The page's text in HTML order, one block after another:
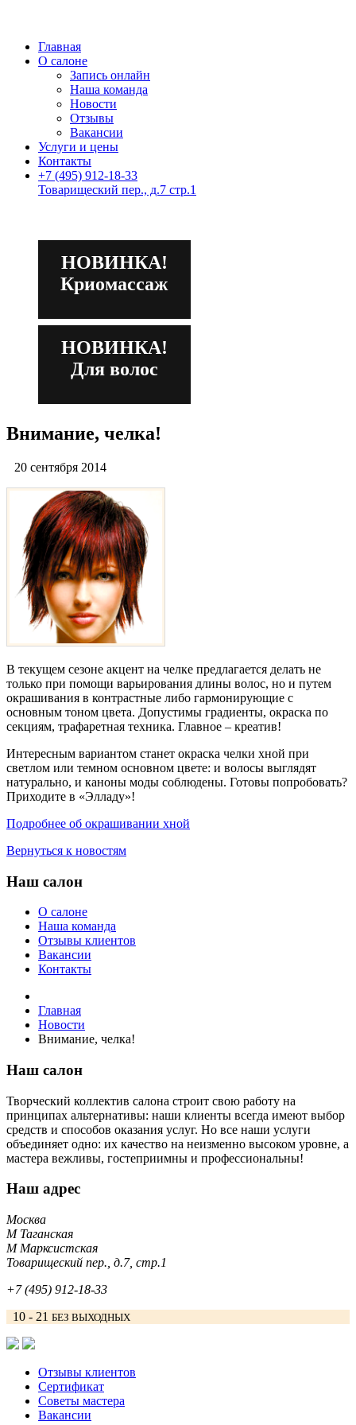
Главная
О салоне
Запись онлайн
Наша команда
Новости
Отзывы
Вакансии
Услуги и цены
Контакты
+7 (495) 912-18-33
Товарищеский пер., д.7 стр.1
НОВИНКА!
Криомассаж
НОВИНКА!
Для волос
Внимание, челка!
20 сентября 2014
В текущем сезоне акцент на челке предлагается делать не
только при помощи варьирования длины волос, но и путем
окрашивания в контрастные либо гармонирующие с
основным тоном цвета. Допустимы градиенты, окраска по
секциям, трафаретная техника. Главное – креатив!
Интересным вариантом станет окраска челки хной при
светлом или темном основном цвете: и волосы выглядят
натурально, и каноны моды соблюдены. Готовы попробовать?
Приходите в «Элладу»!
Подробнее об окрашивании хной
Вернуться к новостям
Наш салон
О салоне
Наша команда
Отзывы клиентов
Вакансии
Контакты
Главная
Новости
Внимание, челка!
Наш салон
Творческий коллектив салона строит свою работу на
принципах альтернативы: наши клиенты всегда имеют выбор
средств и способов оказания услуг. Но все наши услуги
объединяет одно: их качество на неизменно высоком уровне, а
мастера вежливы, гостеприимны и профессиональны!
Наш адрес
Москва
М Таганская
М Марксистская
Товарищеский пер., д.7, стр.1
+7 (495) 912-18-33
10 - 21 БЕЗ ВЫХОДНЫХ
Отзывы клиентов
Сертификат
Советы мастера
Вакансии